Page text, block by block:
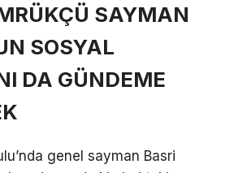
SAYMAN
SOSYAL
DA GÜNDEME
genel sayman Basri